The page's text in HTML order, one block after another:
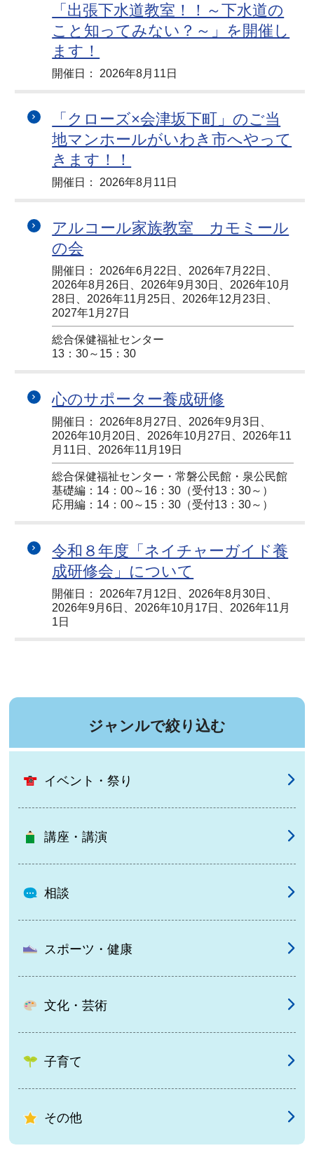
「出張下水道教室！！～下水道の
こと知ってみない？～」を開催し
ます！
開催日： 2026年8月11日
「クローズ×会津坂下町」のご当
地マンホールがいわき市へやって
きます！！
開催日： 2026年8月11日
アルコール家族教室 カモミール
の会
開催日： 2026年6月22日、2026年7月22日、
2026年8月26日、2026年9月30日、2026年10月
28日、2026年11月25日、2026年12月23日、
2027年1月27日
総合保健福祉センター
13：30～15：30
心のサポーター養成研修
開催日： 2026年8月27日、2026年9月3日、
2026年10月20日、2026年10月27日、2026年11
月11日、2026年11月19日
総合保健福祉センター・常磐公民館・泉公民館
基礎編：14：00～16：30（受付13：30～）
応用編：14：00～15：30（受付13：30～）
令和８年度「ネイチャーガイド養
成研修会」について
開催日： 2026年7月12日、2026年8月30日、
2026年9月6日、2026年10月17日、2026年11月
1日
ジャンルで絞り込む
イベント・祭り
講座・講演
相談
スポーツ・健康
文化・芸術
子育て
その他